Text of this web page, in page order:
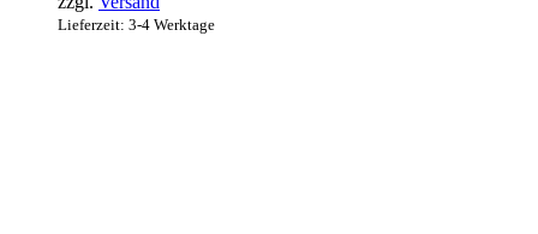
Lieferzeit: 3-4 Werktage